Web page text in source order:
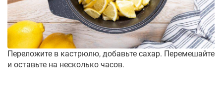
Переложите в кастрюлю, добавьте сахар. Перемешайте
и оставьте на несколько часов.